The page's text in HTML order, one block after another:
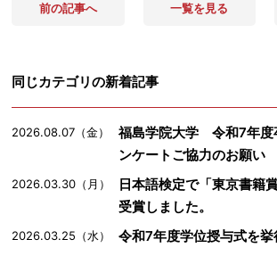
前の記事へ 一覧を見る
同じカテゴリの新着記事
2026.08.07（金）
福島学院大学 令和7年度
ンケートご協力のお願い
2026.03.30（月）
日本語検定で「東京書籍
受賞しました。
2026.03.25（水） 令和7年度学位授与式を挙